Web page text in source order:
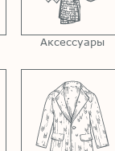
Аксессуары